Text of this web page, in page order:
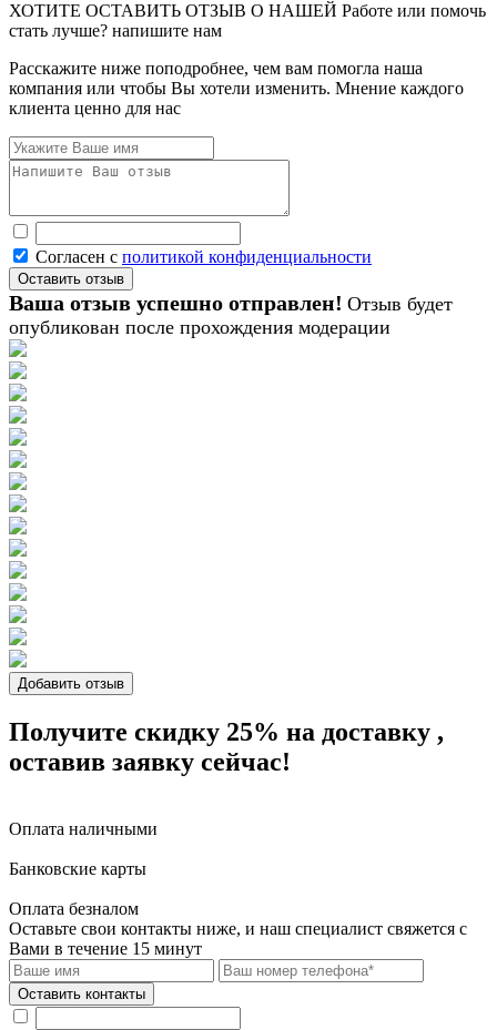
ХОТИТЕ ОСТАВИТЬ ОТЗЫВ О НАШЕЙ Работе или помочь
стать лучше? напишите нам
Расскажите ниже поподробнее, чем вам помогла наша
компания или чтобы Вы хотели изменить. Мнение каждого
клиента ценно для нас
Согласен с политикой конфиденциальности
Ваша отзыв успешно отправлен! Отзыв будет
опубликован после прохождения модерации
Добавить отзыв
Получите скидку 25% на доставку ,
оставив заявку сейчас!
Оплата наличными
Банковские карты
Оплата безналом
Оставьте свои контакты ниже, и наш специалист свяжется с
Вами в течение 15 минут